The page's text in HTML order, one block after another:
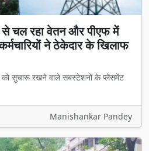
चल रहा वेतन और पीएफ में
ने ठेकेदार के खिलाफ
को सुचारू रखने वाले सबस्टेशनों के प्लेसमेंट
Manishankar Pandey